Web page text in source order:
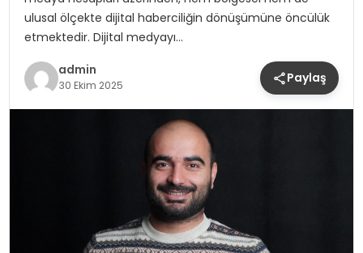
ulusal ölçekte dijital haberciliğin dönüşümüne öncülük
etmektedir. Dijital medyayı…
admin
30 Ekim 2025 Paylaş